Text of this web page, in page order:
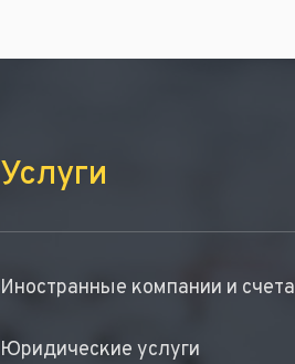
Услуги
Иностранные компании и счета
Юридические услуги